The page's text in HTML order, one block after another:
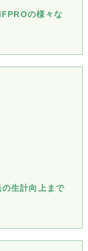
の様々な
生計向上まで